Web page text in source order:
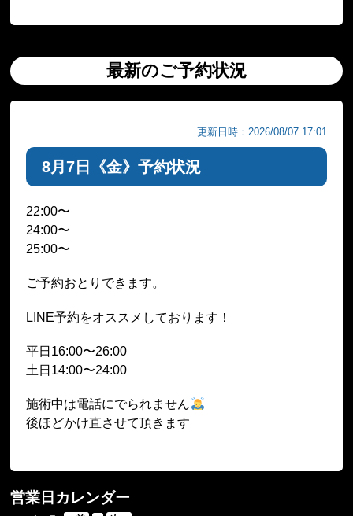
最新のご予約状況
更新日時：2026/08/07 17:01
8月7日《金》予約状況
22:00〜
24:00〜
25:00〜
ご予約おとりできます。
LINE予約をオススメしております！
平日16:00〜26:00
土日14:00〜24:00
施術中は電話にでられません
後ほどかけ直させて頂きます
営業日カレンダー